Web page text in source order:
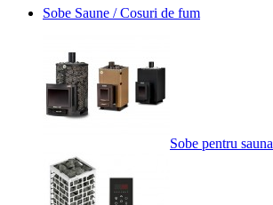
Sobe Saune / Cosuri de fum
Sobe pentru sauna